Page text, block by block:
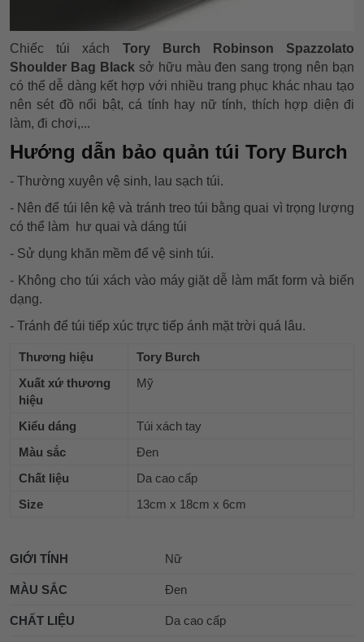
Chiếc túi xách Tory Burch Robinson Spazzolato
Shoulder Bag Black sở hữu màu đen sang trọng nên bạn
có thể dễ dàng kết hợp với nhiều trang phục khác nhau tạo
nên sét đồ nổi bật, cá tính hay nữ tính, thích hợp diện đi
làm, đi chơi,...
Hướng dẫn bảo quản túi Tory Burch
- Thường xuyên vệ sinh, lau sạch túi.
- Nên để túi lên kệ và tránh treo túi bằng quai vì trọng lượng
có thể làm hư quai và dáng túi
- Sử dụng khăn mềm để vệ sinh túi.
- Không cho túi xách vào máy giặt dễ làm mất form và biến
dạng.
- Tránh để túi tiếp xúc trực tiếp ánh mặt trời quá lâu.
Thương hiệu
Tory Burch
Xuất xứ thương
hiệu
Mỹ
Kiểu dáng
Túi xách tay
Màu sắc
Đen
Chất liệu
Da cao cấp
Size
13cm x 18cm x 6cm
GIỚI TÍNH Nữ
MÀU SẮC Đen
CHẤT LIỆU Da cao cấp